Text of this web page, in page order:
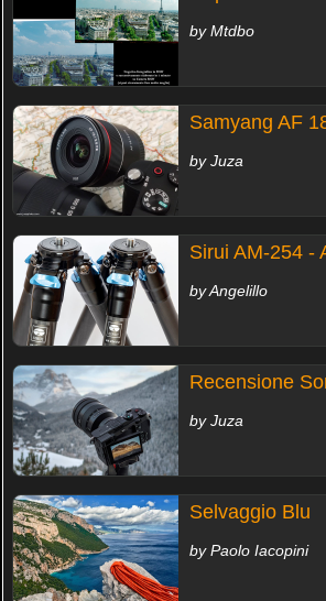
by Mtdbo
Samyang AF
by Juza
Sirui AM-254 -
by Angelillo
Recensione
by Juza
Selvaggio Blu
by Paolo Iacopini